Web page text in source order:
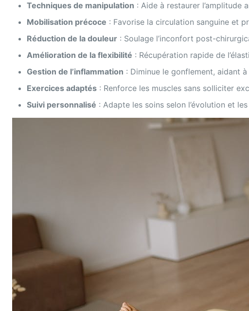
Techniques de manipulation : Aide à restaurer l’amplitude
Mobilisation précoce : Favorise la circulation sanguine et
Réduction de la douleur : Soulage l’inconfort post-
Amélioration de la flexibilité : Récupération rapide de
Gestion de l’inflammation : Diminue le gonflement, aidant
Exercices adaptés : Renforce les muscles sans solliciter
Suivi personnalisé : Adapte les soins selon l’évolution et